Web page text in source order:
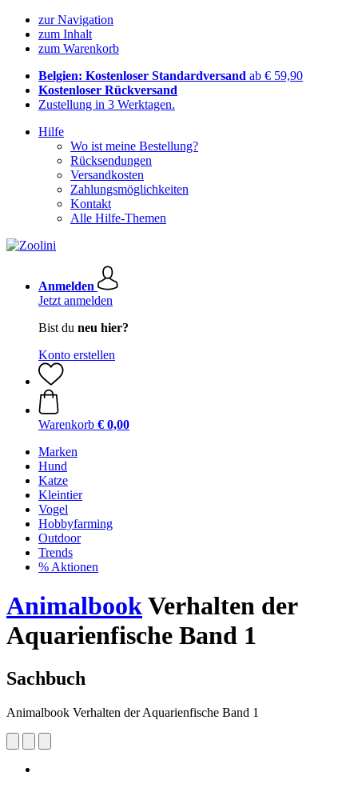
zur Navigation
zum Inhalt
zum Warenkorb
Belgien: Kostenloser Standardversand ab € 59,90
Kostenloser Rückversand
Zustellung in 3 Werktagen.
Hilfe
Wo ist meine Bestellung?
Rücksendungen
Versandkosten
Zahlungsmöglichkeiten
Kontakt
Alle Hilfe-Themen
Anmelden
Jetzt anmelden
Bist du neu hier?
Konto erstellen
Warenkorb € 0,00
Marken
Hund
Katze
Kleintier
Vogel
Hobbyfarming
Outdoor
Trends
% Aktionen
AnimalbookVerhalten der
Aquarienfische Band 1
Sachbuch
Animalbook Verhalten der Aquarienfische Band 1